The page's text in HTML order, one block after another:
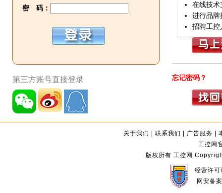
密 码：
第三方账号直接登录
在线技术
进行品牌
招聘工控
忘记密码？
关于我们 |联系我们 | 广告服务 |
工控网
版权所有 工控网
经营许
网安备